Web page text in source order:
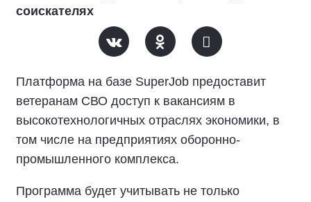
соискателях
Платформа на базе SuperJob предоставит
ветеранам СВО доступ к вакансиям в
высокотехнологичных отраслях экономики, в
том числе на предприятиях оборонно-
промышленного комплекса.
Программа будет учитывать не только